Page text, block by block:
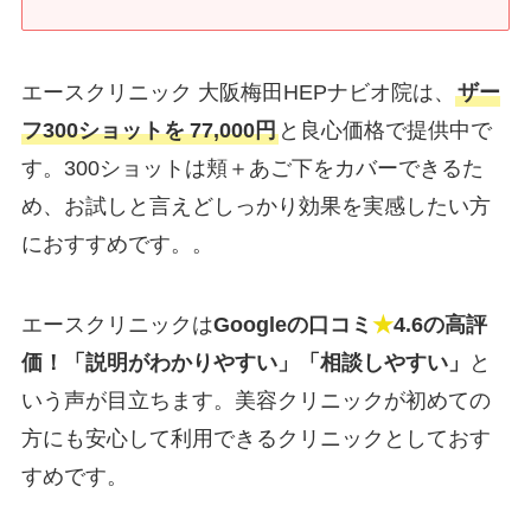
エースクリニック 大阪梅田HEPナビオ院は、 ザー
フ300ショットを 77,000円と良心価格で提供中で
す。300ショットは頬＋あご下をカバーできるた
め、お試しと言えどしっかり効果を実感したい方
におすすめです。。
エースクリニックはGoogleの口コミ ★4.6の高評
価！「説明がわかりやすい」「相談しやすい」
と
いう声が目立ちます。美容クリニックが初めての
方にも安心して利用できるクリニックとしておす
すめです。